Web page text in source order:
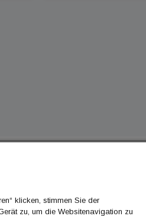
IMMOBILIEN
immoflash
klicken, stimmen Sie der
zu, um die Websitenavigation zu